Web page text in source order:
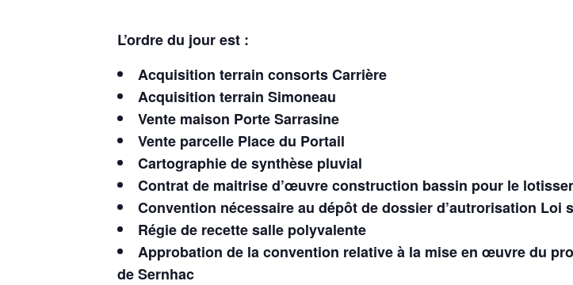
L’ordre du jour est :
Acquisition terrain consorts Carrière
Acquisition terrain Simoneau
Vente maison Porte Sarrasine
Vente parcelle Place du Portail
Cartographie de synthèse pluvial
Contrat de maitrise d’œuvre construction bassin pour le
Convention nécessaire au dépôt de dossier d’autrorisation Loi
Régie de recette salle polyvalente
Approbation de la convention relative à la mise en œuvre du
de Sernhac